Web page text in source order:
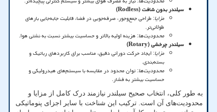
سیلندر بدون شافت(Rodless)
مزایا: طراحی جمع‌وجور، صرفه‌جویی در فضا، قابلیت جابه‌جایی بارهای
طولانی‌تر.
محدودیت‌ها: هزینه اولیه بالاتر و حساسیت بیشتر نسبت به نشتی هوا.
سیلندر چرخشی(Rotary)
مزایا:ایجاد حرکت دورانی دقیق، مناسب برای کاربردهای رباتیک و
بسته‌بندی.
محدودیت‌ها:توان محدود در مقایسه با سیستم‌های هیدرولیکی و
حساسیت بیشتر به فشار.
به طور کلی، انتخاب صحیح سیلندر نیازمند درک کامل از مزایا و
محدودیت‌های آن است. ترکیب این شناخت با سایر اجزای پنوماتیکی